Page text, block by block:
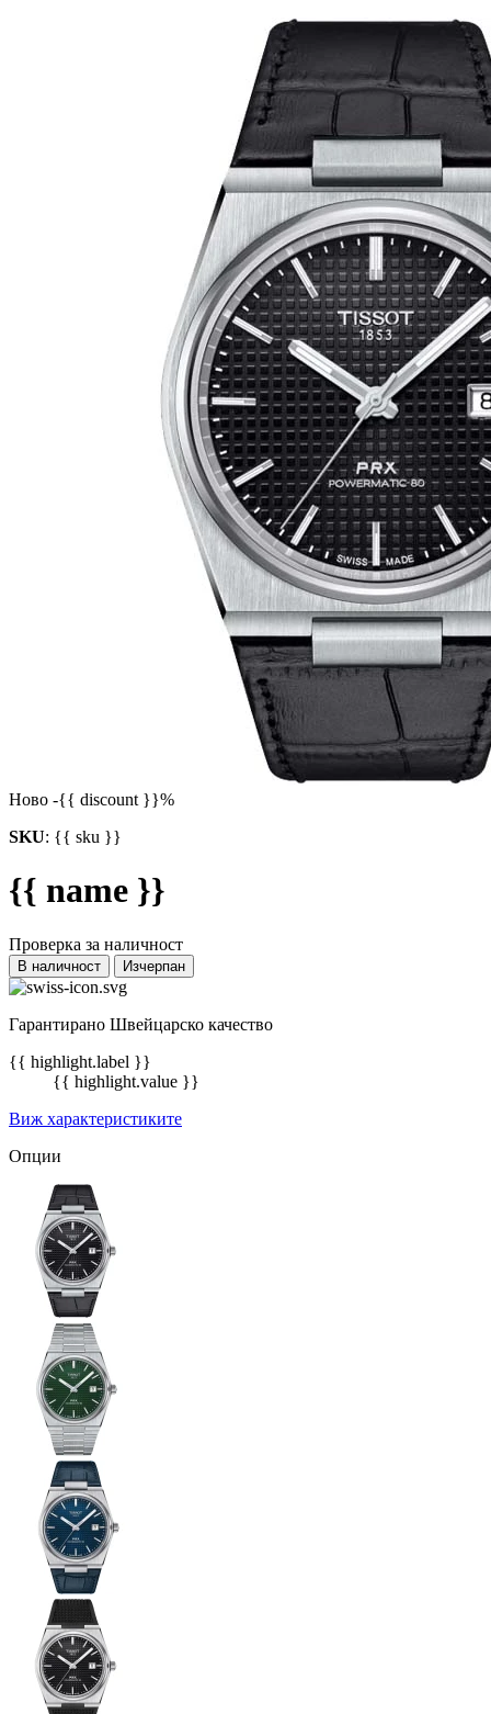
Ново -{{ discount }}%
SKU: {{ sku }}
{{ name }}
Проверка за наличност
В наличност Изчерпан
Гарантирано Швейцарско качество
{{ highlight.label }}
{{ highlight.value }}
Виж характеристиките
Опции